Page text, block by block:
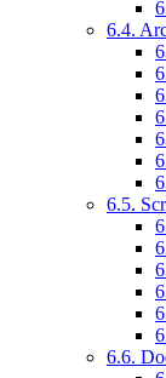
6.4.
6.5.
6.6.